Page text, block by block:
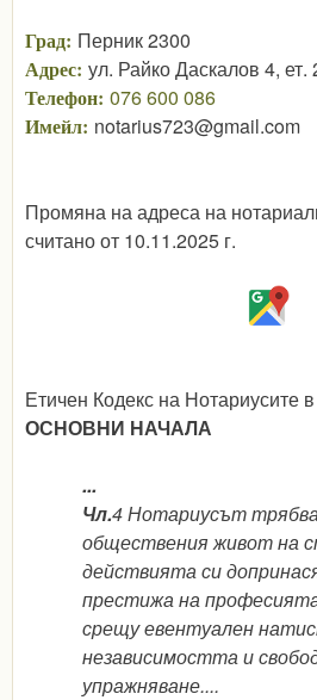
Град: Перник 2300
Адрес: ул. Райко Даскалов 4,
Телефон: 076 600 086
Имейл: notarius723@gmail.com
Промяна на адреса на
считано от 10.11.2025 г.
Етичен Кодекс на Нотариусите
ОСНОВНИ НАЧАЛА
...
Чл.4 Нотариусът
обществения живот на
действията си
престижа на
срещу евентуален
независимостта и
упражняване....